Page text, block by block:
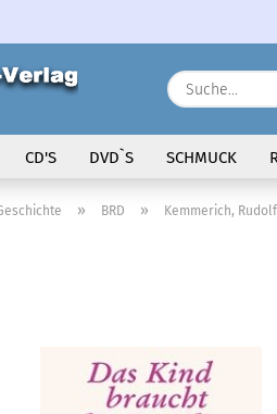
CD'S DVD`S SCHMUCK
» BRD » Kemmerich,